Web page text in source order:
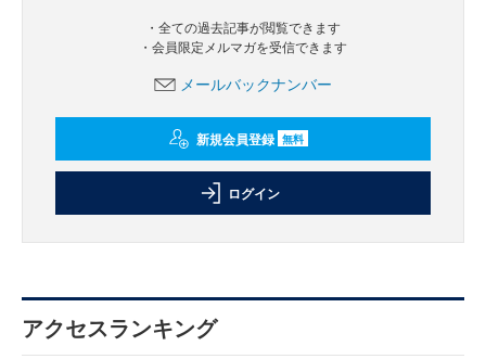
・全ての過去記事が閲覧できます
・会員限定メルマガを受信できます
メールバックナンバー
新規会員登録 無料
ログイン
アクセスランキング